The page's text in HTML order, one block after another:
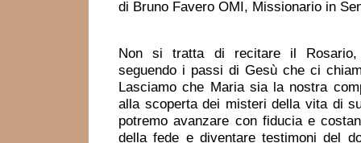
di Bruno Favero OMI, Missionario in
Non si tratta di recitare il
seguendo i passi di Gesù che ci
Lasciamo che Maria sia la nostra
alla scoperta dei misteri della vita di
potremo avanzare con fiducia e
della fede e diventare testimoni del